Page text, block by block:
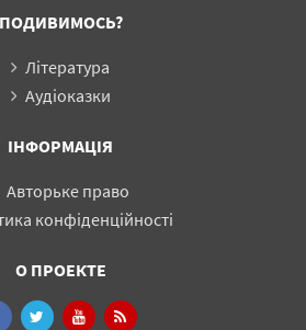
ПОДИВИМОСЬ?
Література
Аудіоказки
ІНФОРМАЦІЯ
Авторьке право
конфіденційності
О ПРОЕКТЕ